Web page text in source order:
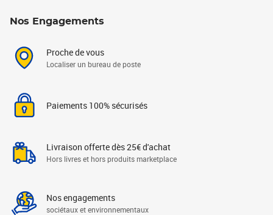
Nos Engagements
Proche de vous
Localiser un bureau de poste
Paiements 100% sécurisés
Livraison offerte dès 25€ d'achat
Hors livres et hors produits marketplace
Nos engagements
sociétaux et environnementaux